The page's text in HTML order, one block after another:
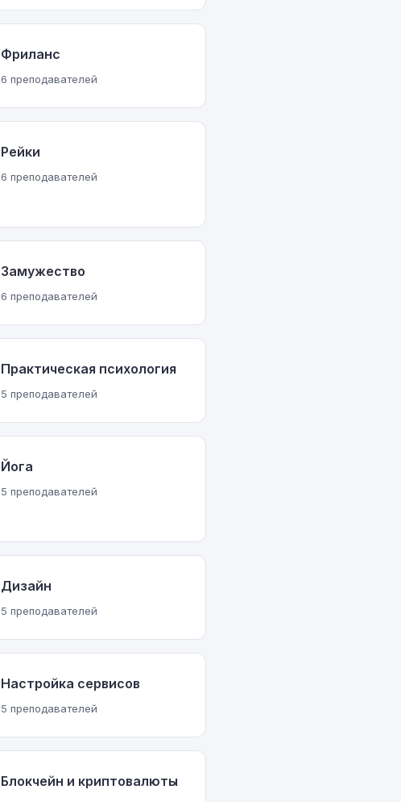
Фриланс
6 преподавателей
Рейки
6 преподавателей
Замужество
6 преподавателей
Практическая психология
5 преподавателей
Йога
5 преподавателей
Дизайн
5 преподавателей
Настройка сервисов
5 преподавателей
Блокчейн и криптовалюты